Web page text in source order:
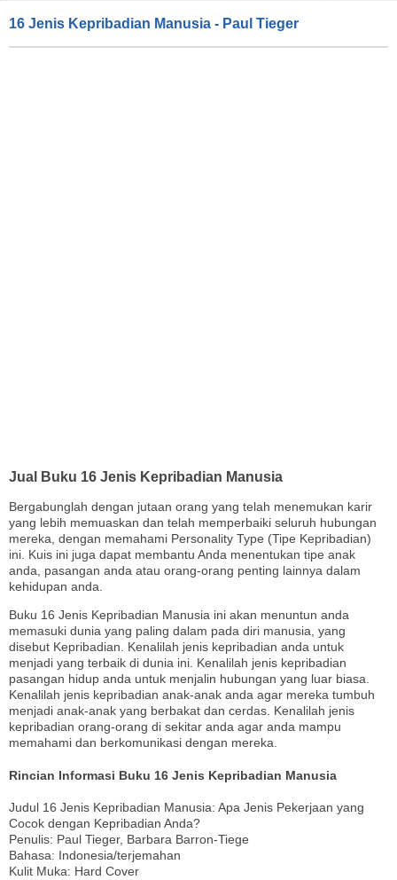
16 Jenis Kepribadian Manusia - Paul Tieger
Jual Buku 16 Jenis Kepribadian Manusia
Bergabunglah dengan jutaan orang yang telah menemukan karir
yang lebih memuaskan dan telah memperbaiki seluruh hubungan
mereka, dengan memahami Personality Type (Tipe Kepribadian)
ini. Kuis ini juga dapat membantu Anda menentukan tipe anak
anda, pasangan anda atau orang-orang penting lainnya dalam
kehidupan anda.
Buku 16 Jenis Kepribadian Manusia ini akan menuntun anda
memasuki dunia yang paling dalam pada diri manusia, yang
disebut Kepribadian. Kenalilah jenis kepribadian anda untuk
menjadi yang terbaik di dunia ini. Kenalilah jenis kepribadian
pasangan hidup anda untuk menjalin hubungan yang luar biasa.
Kenalilah jenis kepribadian anak-anak anda agar mereka tumbuh
menjadi anak-anak yang berbakat dan cerdas. Kenalilah jenis
kepribadian orang-orang di sekitar anda agar anda mampu
memahami dan berkomunikasi dengan mereka.
Rincian Informasi Buku 16 Jenis Kepribadian Manusia
Judul 16 Jenis Kepribadian Manusia: Apa Jenis Pekerjaan yang
Cocok dengan Kepribadian Anda?
Penulis: Paul Tieger, Barbara Barron-Tiege
Bahasa: Indonesia/terjemahan
Kulit Muka: Hard Cover